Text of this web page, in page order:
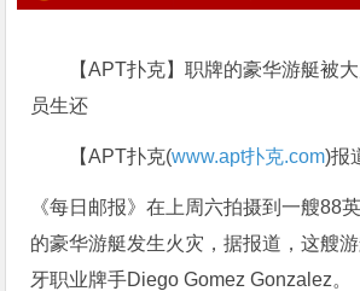
【APT扑克】职牌的豪华游艇被
员生还
【APT扑克(www.apt扑克.com)报
《每日邮报》在上周六拍摄到一艘88
的豪华游艇发生火灾，据报道，这艘
牙职业牌手Diego Gomez Gonzalez。